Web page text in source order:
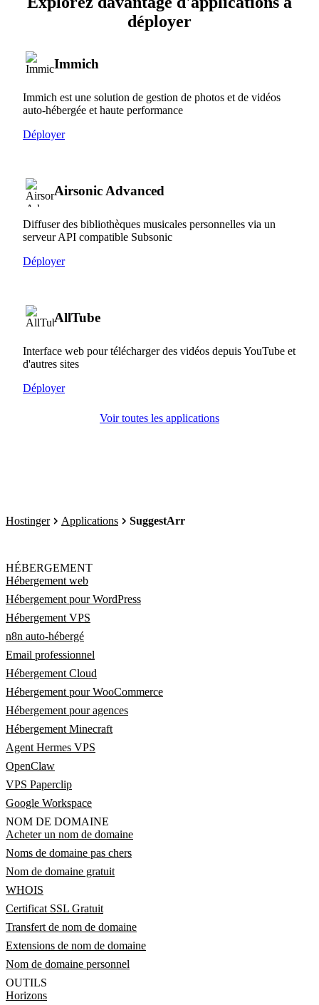
déployer
Immich
Immich est une solution de gestion de photos et de vidéos
auto-hébergée et haute performance
Déployer
Airsonic Advanced
Diffuser des bibliothèques musicales personnelles via un
serveur API compatible Subsonic
Déployer
AllTube
Interface web pour télécharger des vidéos depuis YouTube et
d'autres sites
Déployer
Voir toutes les applications
Hostinger Applications SuggestArr
HÉBERGEMENT
Hébergement web
Hébergement pour WordPress
Hébergement VPS
n8n auto-hébergé
Email professionnel
Hébergement Cloud
Hébergement pour WooCommerce
Hébergement pour agences
Hébergement Minecraft
Agent Hermes VPS
OpenClaw
VPS Paperclip
Google Workspace
NOM DE DOMAINE
Acheter un nom de domaine
Noms de domaine pas chers
Nom de domaine gratuit
WHOIS
Certificat SSL Gratuit
Transfert de nom de domaine
Extensions de nom de domaine
Nom de domaine personnel
OUTILS
Horizons